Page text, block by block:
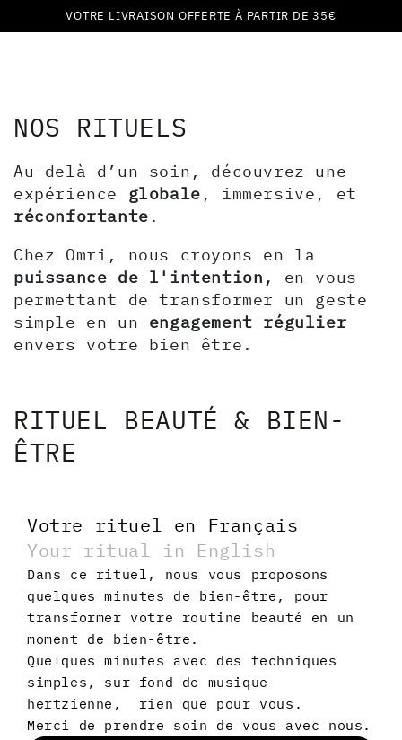
IGNORER LE
CONTENUVOTRE LIVRAISON OFFERTE À PARTIR DE 35€
NOS RITUELS
Au-delà d’un soin, découvrez une
expérience globale , immersive, et
réconfortante .
Chez Omri, nous croyons en la
puissance de l'intention,
en vous
permettant de transformer un geste
simple en un engagement régulier
envers votre bien être.
RITUEL BEAUTÉ & BIEN-
ÊTRE
Votre rituel en Français
Your ritual in English
Dans ce rituel, nous vous proposons
quelques minutes de bien-être, pour
transformer votre routine beauté en un
moment de bien-être.
Quelques minutes avec des techniques
simples, sur fond de musique
hertzienne, rien que pour vous.
Merci de prendre soin de vous avec nous.